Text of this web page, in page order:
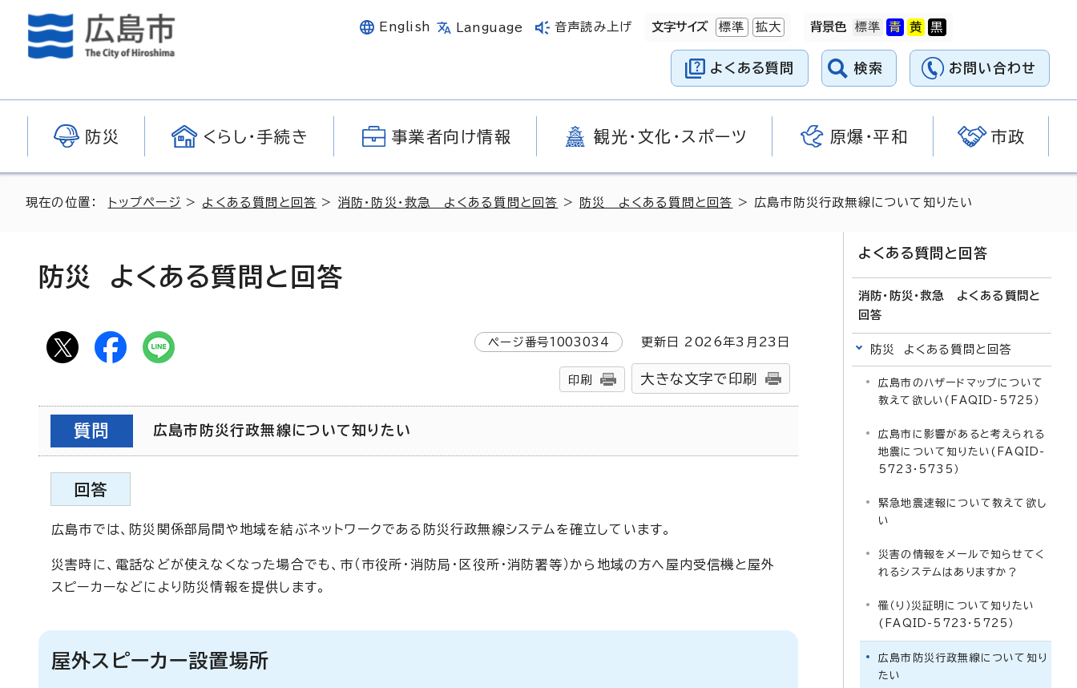
English Language 音声読み上げ 文字サイズ 標準 拡大 背景色
よくある質問 検索 お問い合わせ
防災 くらし・手続き 事業者向け情報 観光・文化・スポーツ 原爆・平和 市政
現在の位置： トップページ > よくある質問と回答 > 消防・防災・救急 よくある質問と回答 > 防災 よくある質問と回答 > 広島市防災行政無線について知りたい
防災 よくある質問と回答
ページ番号1003034 更新日 2026年3月 23 日
印刷 大きな文字で印刷
質問 広島市防災行政無線について知りたい
回答
広島市では、防災関係部局間や地域を結ぶネットワークである防災行政無線システムを確立しています。
災害時に、電話などが使えなくなった場合でも、市（市役所・消防局・区役所・消防署等）から地域の方へ屋内受信機と屋外
スピーカーなどにより防災情報を提供します。
屋外スピーカー設置場所
よくある質問と回答
消防・防災・救急 よくある質問と
回答
防災 よくある質問と回答
広島市のハザードマップについて
教えて欲しい(FAQID-5725）
広島市に影響があると考えられる
地震について知りたい(FAQID-
5723・5735）
緊急地震速報について教えて欲し
い
災害の情報をメールで知らせてく
れるシステムはありますか？
罹（り）災証明について知りたい
(FAQID-5723・5725）
広島市防災行政無線について知り
たい